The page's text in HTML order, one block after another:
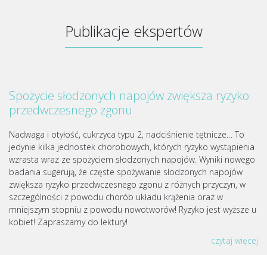
Publikacje ekspertów
Spożycie słodzonych napojów zwiększa ryzyko
przedwczesnego zgonu
Nadwaga i otyłość, cukrzyca typu 2, nadciśnienie tętnicze… To
jedynie kilka jednostek chorobowych, których ryzyko wystąpienia
wzrasta wraz ze spożyciem słodzonych napojów. Wyniki nowego
badania sugerują, że częste spożywanie słodzonych napojów
zwiększa ryzyko przedwczesnego zgonu z różnych przyczyn, w
szczególności z powodu chorób układu krążenia oraz w
mniejszym stopniu z powodu nowotworów! Ryzyko jest wyższe u
kobiet! Zapraszamy do lektury!
czytaj więcej